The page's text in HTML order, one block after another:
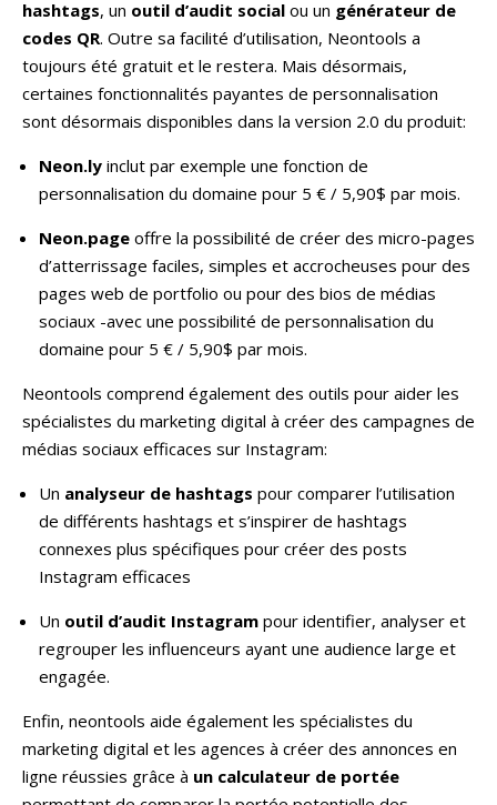
hashtags, un outil d’audit social ou un générateur de
codes QR. Outre sa facilité d’utilisation, Neontools a
toujours été gratuit et le restera. Mais désormais,
certaines fonctionnalités payantes de personnalisation
sont désormais disponibles dans la version 2.0 du produit:
Neon.ly inclut par exemple une fonction de
personnalisation du domaine pour 5 € / 5,90$ par mois.
Neon.page offre la possibilité de créer des micro-pages
d’atterrissage faciles, simples et accrocheuses pour des
pages web de portfolio ou pour des bios de médias
sociaux -avec une possibilité de personnalisation du
domaine pour 5 € / 5,90$ par mois.
Neontools comprend également des outils pour aider les
spécialistes du marketing digital à créer des campagnes de
médias sociaux efficaces sur Instagram:
Un analyseur de hashtags pour comparer l’utilisation
de différents hashtags et s’inspirer de hashtags
connexes plus spécifiques pour créer des posts
Instagram efficaces
Un outil d’audit Instagram pour identifier, analyser et
regrouper les influenceurs ayant une audience large et
engagée.
Enfin, neontools aide également les spécialistes du
marketing digital et les agences à créer des annonces en
ligne réussies grâce à un calculateur de portée